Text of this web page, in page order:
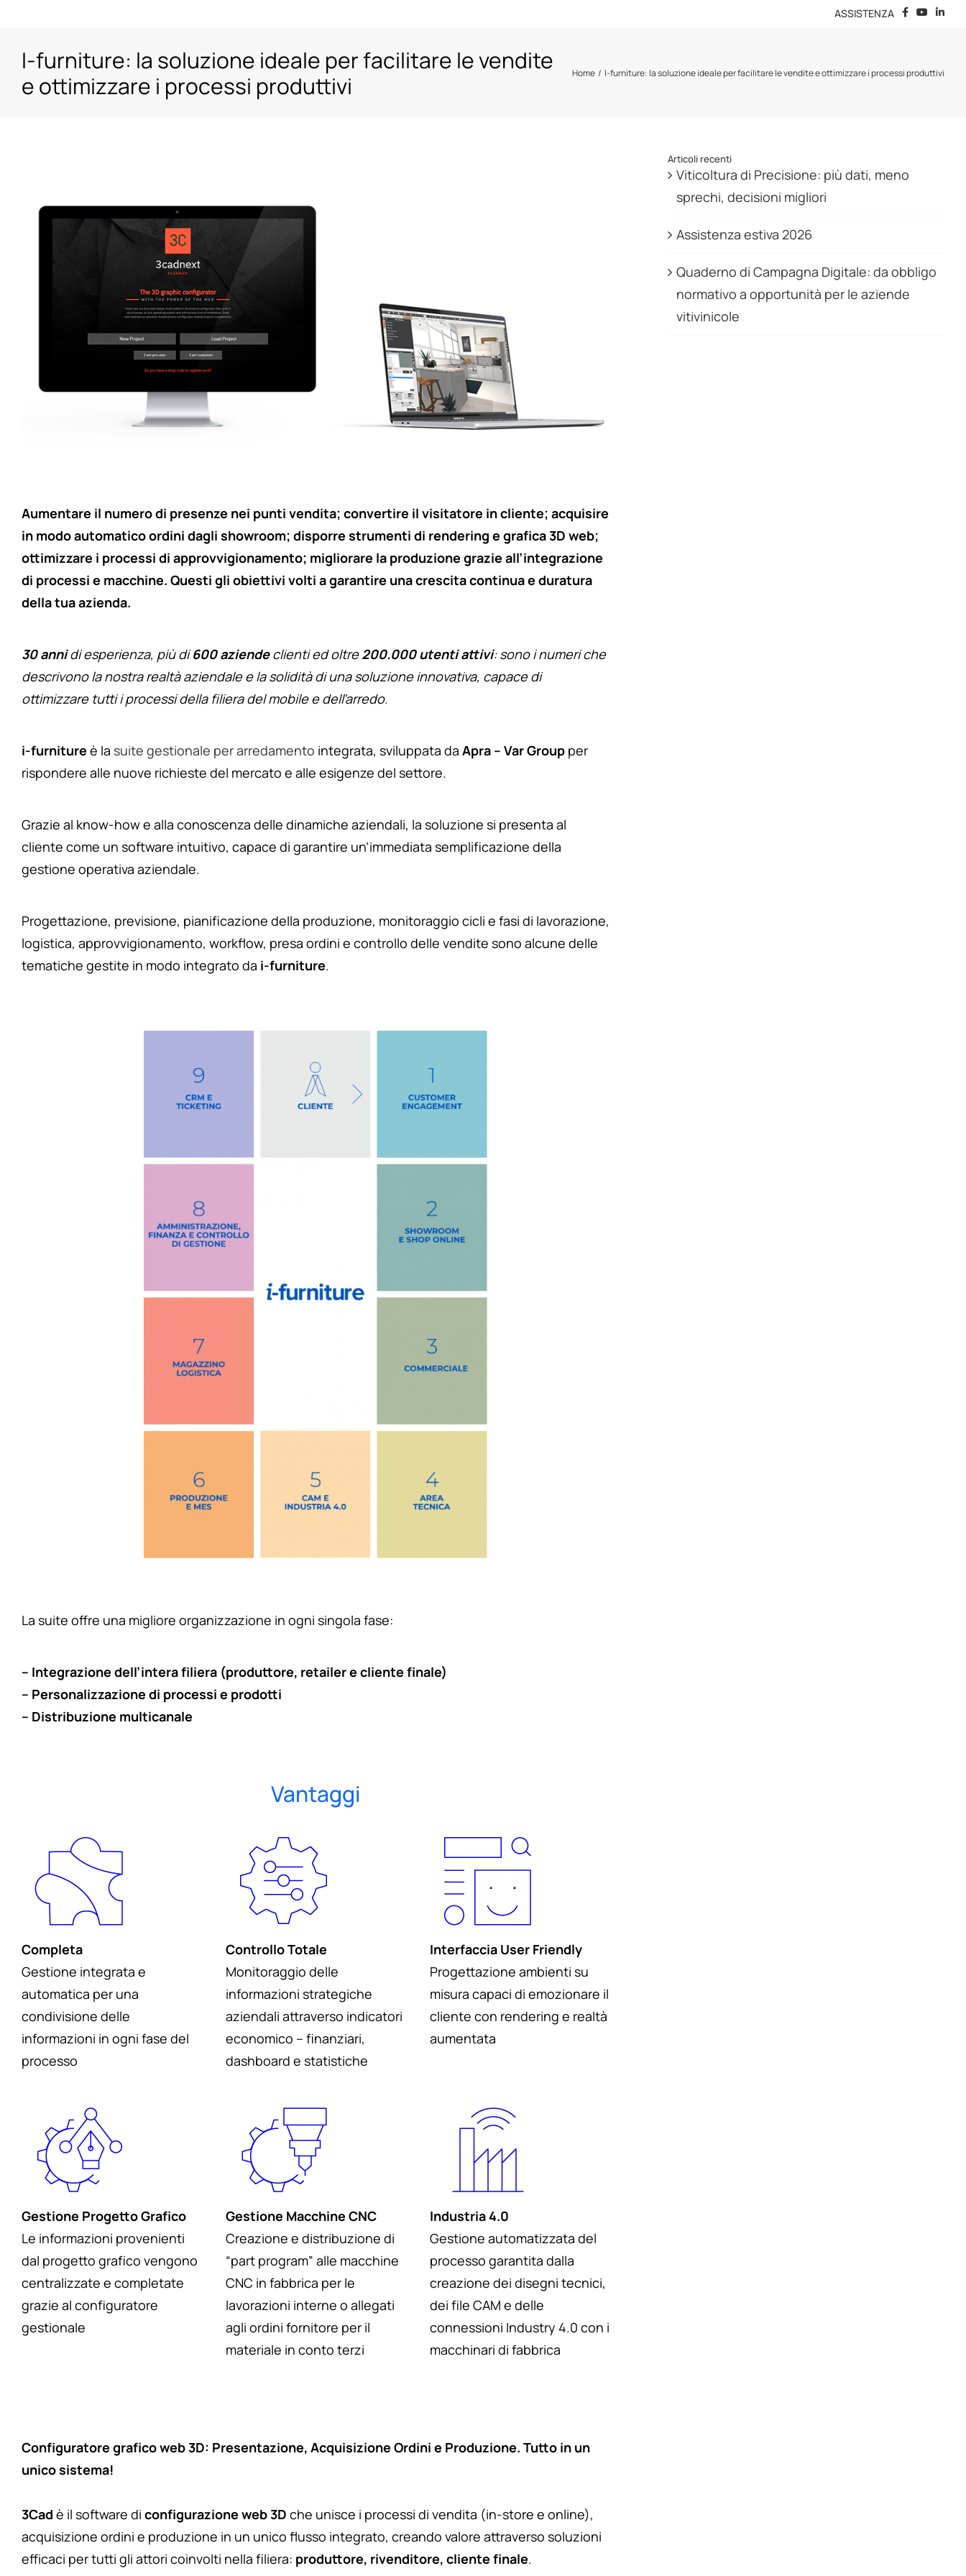
contenuto
ASSISTENZA
I-furniture: la soluzione ideale per facilitare le vendite
e ottimizzare i processi produttivi
Home I-furniture: la soluzione ideale per facilitare le vendite e ottimizzare i processi produttivi
Aumentare il numero di presenze nei punti vendita; convertire il visitatore in cliente; acquisire
in modo automatico ordini dagli showroom; disporre strumenti di rendering e grafica 3D web;
ottimizzare i processi di approvvigionamento; migliorare la produzione grazie all’integrazione
di processi e macchine. Questi gli obiettivi volti a garantire una crescita continua e duratura
della tua azienda.
30 annidi esperienza, più di600 aziendeclienti ed oltre200.000 utenti attivi: sono i numeri che
descrivono la nostra realtà aziendale e la solidità di una soluzione innovativa, capace di
ottimizzare tutti i processi della filiera del mobile e dell’arredo.
i-furniture è la suite gestionale per arredamento integrata, sviluppata da Apra – Var Group per
rispondere alle nuove richieste del mercato e alle esigenze del settore.
Grazie al know-how e alla conoscenza delle dinamiche aziendali, la soluzione si presenta al
cliente come un software intuitivo, capace di garantire un’immediata semplificazione della
gestione operativa aziendale.
Progettazione, previsione, pianificazione della produzione, monitoraggio cicli e fasi di lavorazione,
logistica, approvvigionamento, workflow, presa ordini e controllo delle vendite sono alcune delle
tematiche gestite in modo integrato da i-furniture.
La suite offre una migliore organizzazione in ogni singola fase:
– Integrazione dell’intera filiera (produttore, retailer e cliente finale)
– Personalizzazione di processi e prodotti
– Distribuzione multicanale
Vantaggi
Completa
Gestione integrata e
automatica per una
condivisione delle
informazioni in ogni fase del
processo
Controllo Totale
Monitoraggio delle
informazioni strategiche
aziendali attraverso indicatori
economico – finanziari,
dashboard e statistiche
Interfaccia User Friendly
Progettazione ambienti su
misura capaci di emozionare il
cliente con rendering e realtà
aumentata
Gestione Progetto Grafico
Le informazioni provenienti
dal progetto grafico vengono
centralizzate e completate
grazie al configuratore
gestionale
Gestione Macchine CNC
Creazione e distribuzione di
“part program” alle macchine
CNC in fabbrica per le
lavorazioni interne o allegati
agli ordini fornitore per il
materiale in conto terzi
Industria 4.0
Gestione automatizzata del
processo garantita dalla
creazione dei disegni tecnici,
dei file CAM e delle
connessioni Industry 4.0 con i
macchinari di fabbrica
Configuratore grafico web 3D: Presentazione, Acquisizione Ordini e Produzione. Tutto in un
unico sistema!
3Cad è il software di configurazione web 3D che unisce i processi di vendita (in-store e online),
acquisizione ordini e produzione in un unico flusso integrato, creando valore attraverso soluzioni
efficaci per tutti gli attori coinvolti nella filiera: produttore, rivenditore, cliente finale.
Articoli recenti
Viticoltura di Precisione: più dati, meno
sprechi, decisioni migliori
Assistenza estiva 2026
Quaderno di Campagna Digitale: da obbligo
normativo a opportunità per le aziende
vitivinicole